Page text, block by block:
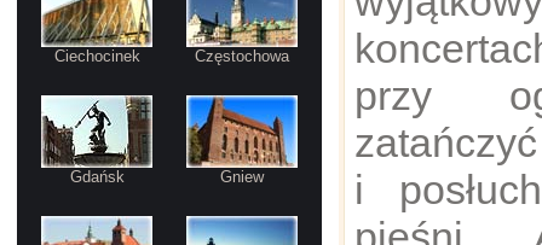
Ciechocinek Częstochowa
Gdańsk Gniew
przy
i